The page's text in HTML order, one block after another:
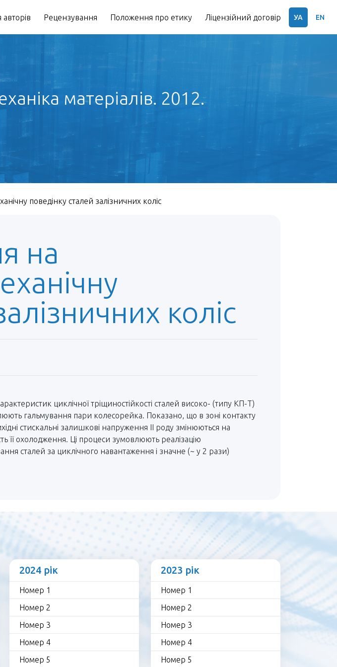
Рецензування Положення про етику Ліцензійний договір УА EN
матеріалів. 2012.
поведінку сталей залізничних коліс
на
коліс
циклічної тріщиностійкості сталей високо- (типу КП-Т)
гальмування пари колесорейка. Показано, що в зоні контакту
стискальні залишкові напруження ІІ роду змінюються на
її охолодження. Ці процеси зумовлюють реалізацію
сталей за циклічного навантаження і значне (~ у 2 рази)
2024 рік
Номер 1
Номер 2
Номер 3
Номер 4
Номер 5
2023 рік
Номер 1
Номер 2
Номер 3
Номер 4
Номер 5